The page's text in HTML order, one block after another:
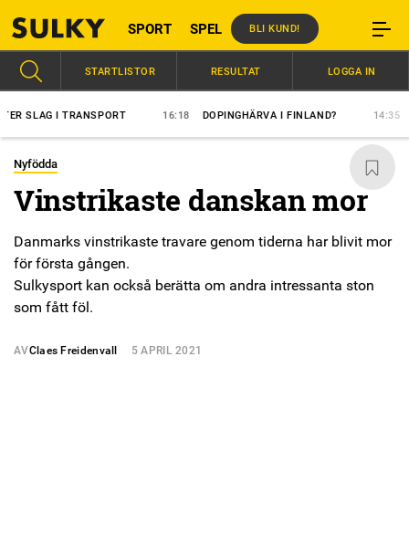
SPORT SPEL BLI KUND!
I TRANSPORT DOPINGHÄRVA I FINLAND?
STARTLISTOR RESULTAT LOGGA IN
Nyfödda
Vinstrikaste danskan mor
Danmarks vinstrikaste travare genom tiderna har blivit mor
för första gången.
Sulkysport kan också berätta om andra intressanta ston
som fått föl.
AVClaes Freidenvall 5 APRIL 2021